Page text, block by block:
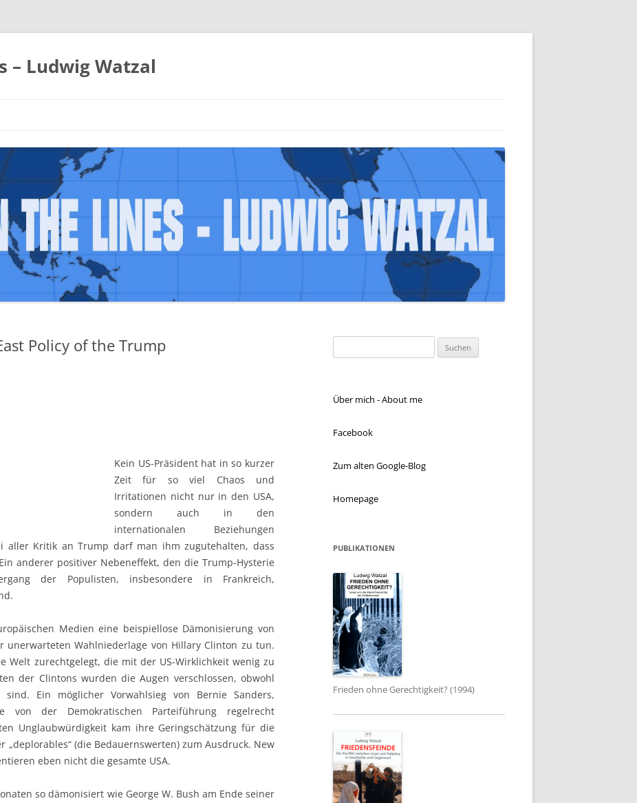
– Ludwig Watzal
Policy of the Trump
Kein US-Präsident hat in so kurzer
Zeit für so viel Chaos und
Irritationen nicht nur in den USA,
sondern auch in den
internationalen Beziehungen
aller Kritik an Trump darf man ihm zugutehalten, dass
anderer positiver Nebeneffekt, den die Trump-Hysterie
der Populisten, insbesondere in Frankreich,
Medien eine beispiellose Dämonisierung von
Wahlniederlage von Hillary Clinton zu tun.
Welt zurechtgelegt, die mit der US-Wirklichkeit wenig zu
der Clintons wurden die Augen verschlossen, obwohl
sind. Ein möglicher Vorwahlsieg von Bernie Sanders,
von der Demokratischen Parteiführung regelrecht
Unglaubwürdigkeit kam ihre Geringschätzung für die
„deplorables“ (die Bedauernswerten) zum Ausdruck. New
eben nicht die gesamte USA.
so dämonisiert wie George W. Bush am Ende seiner
nach:
Über mich - About me
Facebook
Zum alten Google-Blog
Homepage
PUBLIKATIONEN
Frieden ohne Gerechtigkeit? (1994)